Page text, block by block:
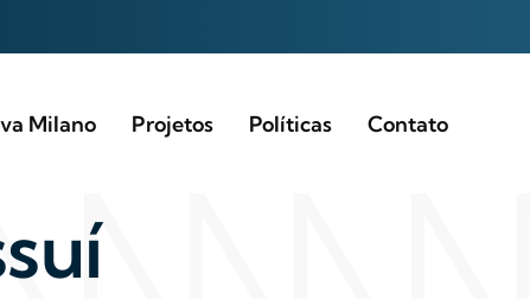
Milano Projetos Políticas Contato